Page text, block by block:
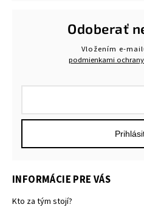
INFORMÁCIE PRE VÁS
Kto za tým stojí?
Odoberať
Vložením e-
podmienkami